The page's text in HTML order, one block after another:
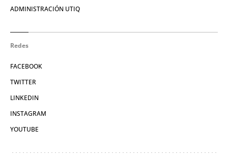
ADMINISTRACIÓN UTIQ
Redes
FACEBOOK
TWITTER
LINKEDIN
INSTAGRAM
YOUTUBE